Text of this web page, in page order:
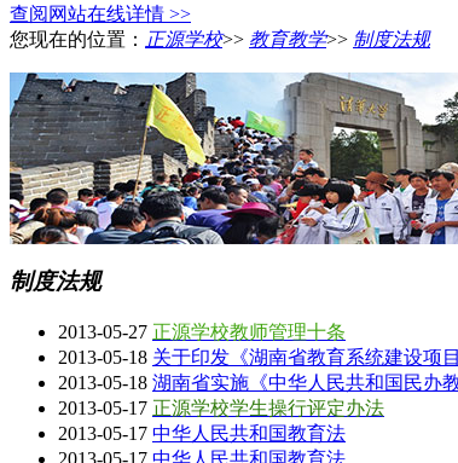
查阅网站在线详情 >>
您现在的位置： 正源学校>> 教育教学>> 制度法规
制度法规
2013-05-27 正源学校教师管理十条
2013-05-18 关于印发《湖南省教育系统建设项
2013-05-18 湖南省实施《中华人民共和国民办
2013-05-17 正源学校学生操行评定办法
2013-05-17 中华人民共和国教育法
2013-05-17 中华人民共和国教育法